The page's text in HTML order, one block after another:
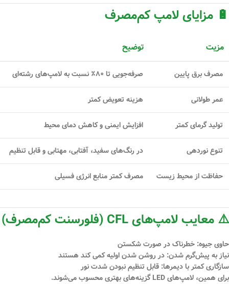
🔋 مزایای لامپ کم‌مصرف
مزیت توضیح
مصرف برق پایین صرفه‌جویی تا ۸۰٪ نسبت به لامپ‌های رشته‌ای
عمر طولانی هزینه تعویض کمتر
تولید گرمای کمتر افزایش ایمنی و کاهش دمای محیط
تنوع نوردهی در رنگ‌های سفید، آفتابی، مهتابی و قابل تنظیم
حفاظت از محیط زیست مصرف کمتر منابع انرژی فسیلی
⚠️ معایب لامپ‌های CFL (فلورسنت کم‌مصرف)
حاوی جیوه: خطرناک در صورت شکستن
نیاز به پیش‌گرم شدن: در روشن شدن اولیه کمی کند هستند
سازگاری کمتر با دیمرها: قابل تنظیم نبودن شدت نور
برای همین، لامپ‌هایLEDگزینه‌های بهتری محسوب می‌شوند.